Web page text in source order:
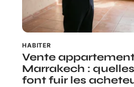
HABITER
Vente
Marrakech :
font fuir les